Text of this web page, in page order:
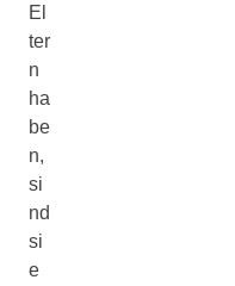
El
ter
n
ha
be
n,
si
nd
si
e